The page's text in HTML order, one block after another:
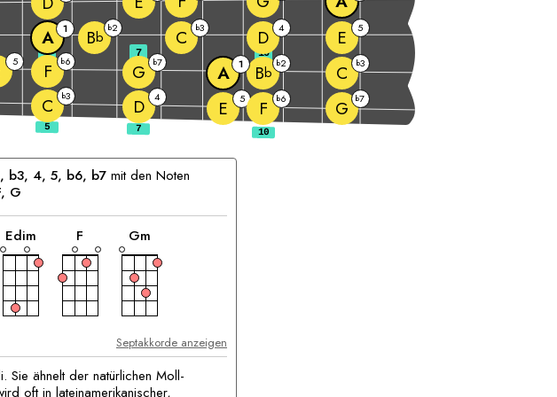
C b3 D 4 E 5 F b6 G b7
5 F b6 G b7 A 1 Bb
b2 C b3
A 1 Bb
b2 C b3 D 4 E 5
5 7 10
b3, 4, 5, b6, b7mit den Noten
, G
Edim
akkord
F
akkord
Gm
akkord
Septakkorde anzeigen
ähnelt der natürlichen Moll-
oft in lateinamerikanischer,